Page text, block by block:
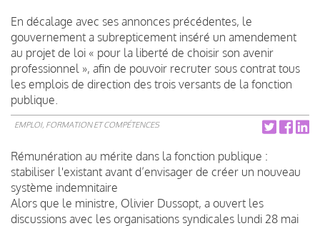
En décalage avec ses annonces précédentes, le
gouvernement a subrepticement inséré un amendement
au projet de loi « pour la liberté de choisir son avenir
professionnel », afin de pouvoir recruter sous contrat tous
les emplois de direction des trois versants de la fonction
publique.
EMPLOI, FORMATION ET COMPÉTENCES
Rémunération au mérite dans la fonction publique :
stabiliser l'existant avant d’envisager de créer un nouveau
système indemnitaire
Alors que le ministre, Olivier Dussopt, a ouvert les
discussions avec les organisations syndicales lundi 28 mai